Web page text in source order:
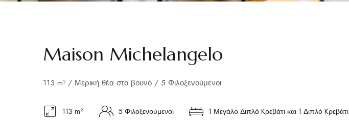
Maison Michelangelo
113 m² / Μερική θέα στο βουνό / 5 Φιλοξενούμενοι
113 m2 5 Φιλοξενούμενοι 1 Μεγάλο Διπλό Kρεβάτι και 1 Διπλό Kρεβάτι